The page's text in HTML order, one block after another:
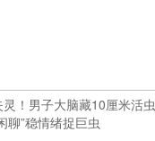
！男子大脑藏10厘米活
聊”稳情绪捉巨虫